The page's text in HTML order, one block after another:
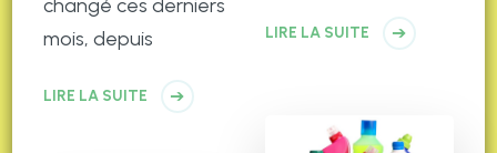
changé ces derniers
mois, depuis
LIRE LA SUITE
LIRE LA SUITE